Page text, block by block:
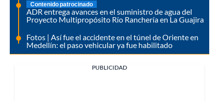
Contenido patrocinado
ADR entrega avances en el suministro de agua del
Proyecto Multipropósito Río Ranchería en La Guajira
Fotos | Así fue el accidente en el túnel de Oriente en
Medellín: el paso vehicular ya fue habilitado
PUBLICIDAD